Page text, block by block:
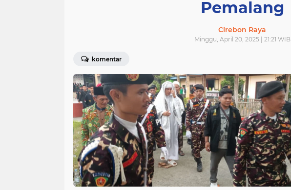
Pemalang
Cirebon Raya
Minggu, April 20, 2025 | 21:21 WIB
komentar